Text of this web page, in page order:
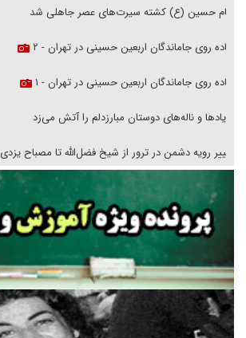
امام حسین (ع) کشته سیرت‌های عصر جاهلی شد
پیاده روی جاماندگان اربعین حسینی در تهران - ۲
پیاده روی جاماندگان اربعین حسینی در تهران - ۱
فریاد‌ها و ناله‌های دوستان مبارزدلم را آتش می‌زد
تغییر رویه دشمن در ترور از شیخ فضل‌الله تا مصباح یزدی
خرید قسطی اولش خنده و آخرش گریه است!
فوتبال و آن «بالا»!
راهبرد غافلگیری با نسل جدید پهپاد‌ها
جنجال پزشکان تقلبی در صنعت زیبایی
یهودی‌ها در ادبیات داستانی اروپا؛ از شکسپیر تا دیکنز